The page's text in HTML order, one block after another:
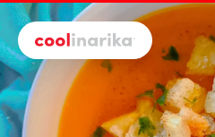
Preskoči na glavni sadržaj